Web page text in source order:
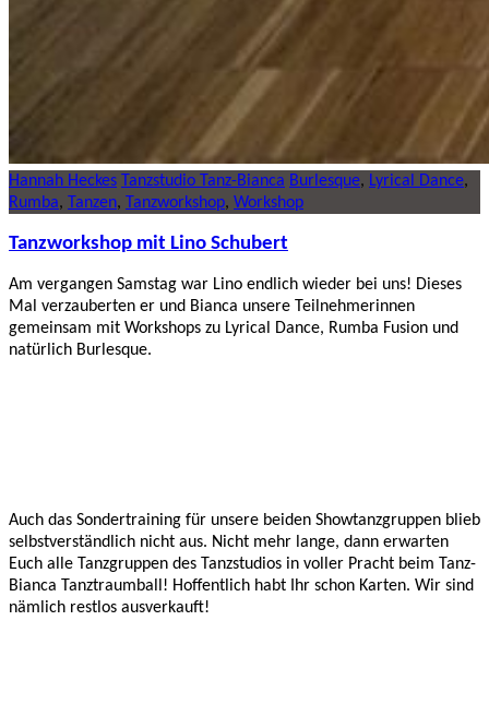
Hannah Heckes Tanzstudio Tanz-Bianca Burlesque, Lyrical Dance,
Rumba, Tanzen, Tanzworkshop, Workshop
Tanzworkshop mit Lino Schubert
Am vergangen Samstag war Lino endlich wieder bei uns! Dieses
Mal verzauberten er und Bianca unsere Teilnehmerinnen
gemeinsam mit Workshops zu Lyrical Dance, Rumba Fusion und
natürlich Burlesque.
Auch das Sondertraining für unsere beiden Showtanzgruppen blieb
selbstverständlich nicht aus. Nicht mehr lange, dann erwarten
Euch alle Tanzgruppen des Tanzstudios in voller Pracht beim Tanz-
Bianca Tanztraumball! Hoffentlich habt Ihr schon Karten. Wir sind
nämlich restlos ausverkauft!